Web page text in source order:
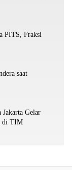
PITS, Fraksi
saat
Jakarta Gelar
di TIM